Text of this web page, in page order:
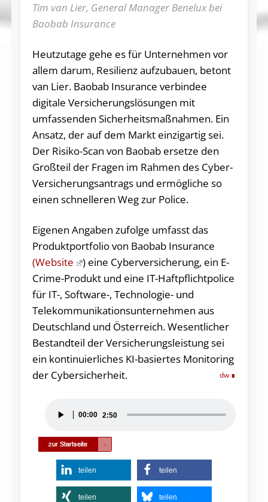
Tim van Lier, General Manager Benelux bei
Baobab Insurance
Heutzutage gehe es für Unternehmen vor
allem darum, Resilienz aufzubauen, betont
van Lier. Baobab Insurance verbindee
digitale Versicherungslösungen mit
umfassenden Sicherheitsmaßnahmen. Ein
Ansatz, der auf dem Markt einzigartig sei.
Der Risiko-Scan von Baobab ersetze den
Großteil der Fragen im Rahmen des Cyber-
Versicherungsantrags und ermögliche so
einen schnelleren Weg zur Police.
Eigenen Angaben zufolge umfasst das
Produktportfolio von Baobab Insurance
(Website
) eine Cyberversicherung, ein E-
Crime-Produkt und eine IT-Haftpflichtpolice
für IT-, Software-, Technologie- und
Telekommunikationsunternehmen aus
Deutschland und Österreich. Wesentlicher
Bestandteil der Versicherungsleistung sei
ein kontinuierliches KI-basiertes Monitoring
der Cybersicherheit.
dw
Player
00:00 2:50
teilen teilen
teilen teilen